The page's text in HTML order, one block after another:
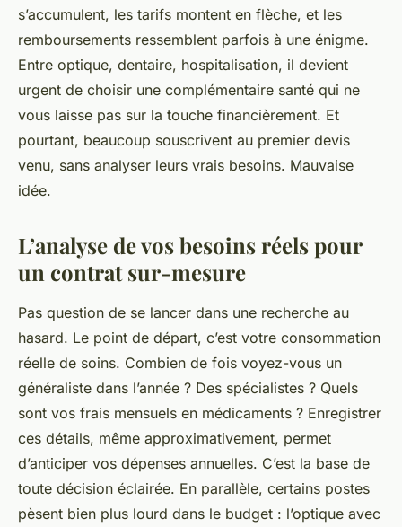
s’accumulent, les tarifs montent en flèche, et les
remboursements ressemblent parfois à une énigme.
Entre optique, dentaire, hospitalisation, il devient
urgent de choisir une complémentaire santé qui ne
vous laisse pas sur la touche financièrement. Et
pourtant, beaucoup souscrivent au premier devis
venu, sans analyser leurs vrais besoins. Mauvaise
idée.
L’analyse de vos besoins réels pour
un contrat sur-mesure
Pas question de se lancer dans une recherche au
hasard. Le point de départ, c’est votre consommation
réelle de soins. Combien de fois voyez-vous un
généraliste dans l’année ? Des spécialistes ? Quels
sont vos frais mensuels en médicaments ? Enregistrer
ces détails, même approximativement, permet
d’anticiper vos dépenses annuelles. C’est la base de
toute décision éclairée. En parallèle, certains postes
pèsent bien plus lourd dans le budget : l’optique avec